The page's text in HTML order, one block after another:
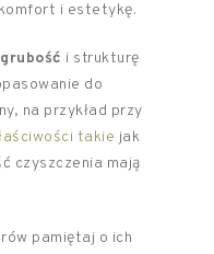
i estetykę.
grubość i strukturę
do
na przykład przy
takie jak
czyszczenia mają
pamiętaj o ich